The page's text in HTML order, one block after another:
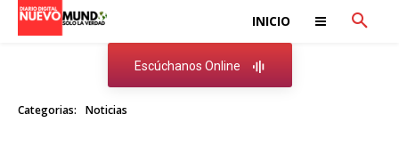
INICIO
Escúchanos Online
Categorias: Noticias